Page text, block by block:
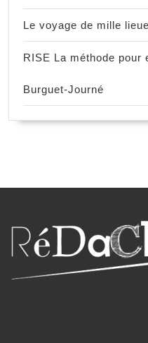
Le voyage de mille
RISE La méthode pour
Burguet-Journé